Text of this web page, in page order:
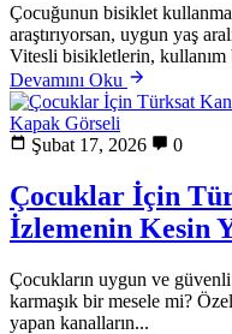
Çocuğunun bisiklet
araştırıyorsan, uygun yaş
Vitesli bisikletlerin, kullanım
Devamını Oku
Şubat 17, 2026 0
Çocuklar İçin
İzlemenin Kesin
Çocukların uygun ve
karmaşık bir mesele mi?
yapan kanalların...